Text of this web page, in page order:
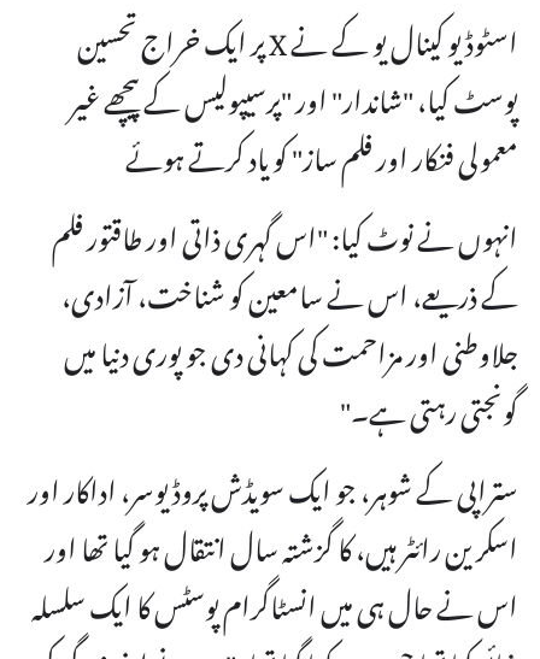
اسٹوڈیو کینال یو کے نے X پر ایک خراج تحسین
پوسٹ کیا، "شاندار" اور "پرسیپولیس کے پیچھے غیر
معمولی فنکار اور فلم ساز" کو یاد کرتے ہوئے
انہوں نے نوٹ کیا: "اس گہری ذاتی اور طاقتور فلم
کے ذریعے، اس نے سامعین کو شناخت، آزادی،
جلاوطنی اور مزاحمت کی کہانی دی جو پوری دنیا میں
گونجتی رہتی ہے۔"
ستراپی کے شوہر، جو ایک سویڈش پروڈیوسر، اداکار اور
اسکرین رائٹر ہیں، کا گزشتہ سال انتقال ہو گیا تھا اور
اس نے حال ہی میں انسٹاگرام پوسٹس کا ایک سلسلہ